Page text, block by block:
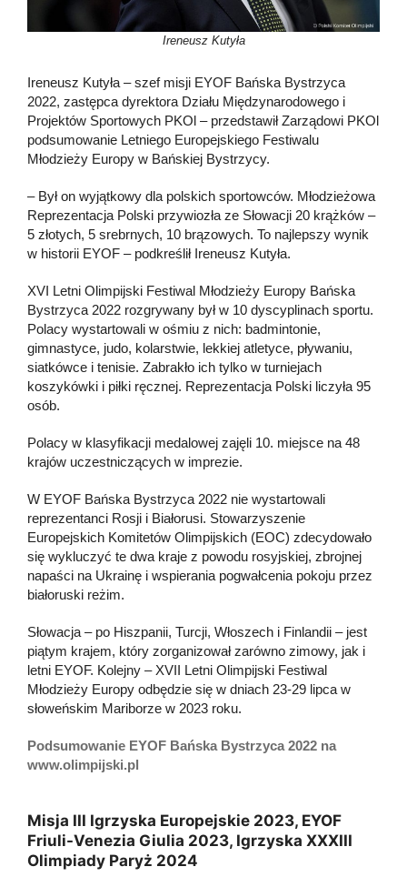
Ireneusz Kutyła
Ireneusz Kutyła – szef misji EYOF Bańska Bystrzyca
2022, zastępca dyrektora Działu Międzynarodowego i
Projektów Sportowych PKOl – przedstawił Zarządowi PKOl
podsumowanie Letniego Europejskiego Festiwalu
Młodzieży Europy w Bańskiej Bystrzycy.
– Był on wyjątkowy dla polskich sportowców. Młodzieżowa
Reprezentacja Polski przywiozła ze Słowacji 20 krążków –
5 złotych, 5 srebrnych, 10 brązowych. To najlepszy wynik
w historii EYOF – podkreślił Ireneusz Kutyła.
XVI Letni Olimpijski Festiwal Młodzieży Europy Bańska
Bystrzyca 2022 rozgrywany był w 10 dyscyplinach sportu.
Polacy wystartowali w ośmiu z nich: badmintonie,
gimnastyce, judo, kolarstwie, lekkiej atletyce, pływaniu,
siatkówce i tenisie. Zabrakło ich tylko w turniejach
koszykówki i piłki ręcznej. Reprezentacja Polski liczyła 95
osób.
Polacy w klasyfikacji medalowej zajęli 10. miejsce na 48
krajów uczestniczących w imprezie.
W EYOF Bańska Bystrzyca 2022 nie wystartowali
reprezentanci Rosji i Białorusi. Stowarzyszenie
Europejskich Komitetów Olimpijskich (EOC) zdecydowało
się wykluczyć te dwa kraje z powodu rosyjskiej, zbrojnej
napaści na Ukrainę i wspierania pogwałcenia pokoju przez
białoruski reżim.
Słowacja – po Hiszpanii, Turcji, Włoszech i Finlandii – jest
piątym krajem, który zorganizował zarówno zimowy, jak i
letni EYOF. Kolejny – XVII Letni Olimpijski Festiwal
Młodzieży Europy odbędzie się w dniach 23-29 lipca w
słoweńskim Mariborze w 2023 roku.
Podsumowanie EYOF Bańska Bystrzyca 2022 na
www.olimpijski.pl
Misja III Igrzyska Europejskie 2023, EYOF
Friuli-Venezia Giulia 2023, Igrzyska XXXIII
Olimpiady Paryż 2024